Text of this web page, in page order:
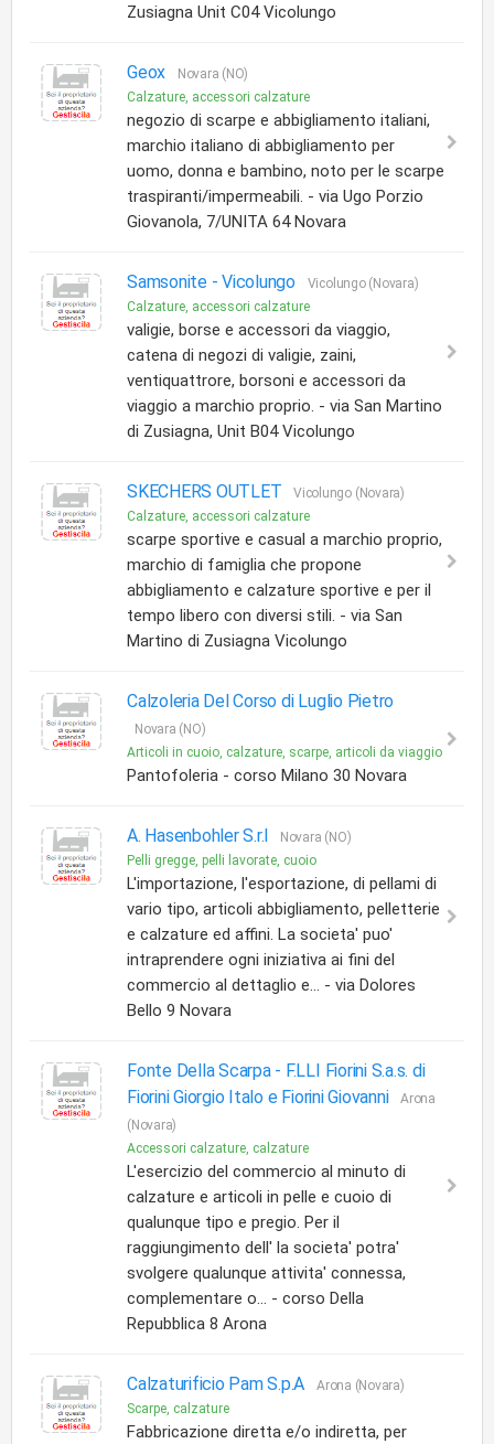
Zusiagna Unit C04 Vicolungo
Geox
Novara (NO)
Calzature, accessori calzature
negozio di scarpe e abbigliamento italiani,
marchio italiano di abbigliamento per
uomo, donna e bambino, noto per le scarpe
traspiranti/impermeabili. - via Ugo Porzio
Giovanola, 7/UNITA 64 Novara
Samsonite - Vicolungo
Vicolungo (Novara)
Calzature, accessori calzature
valigie, borse e accessori da viaggio,
catena di negozi di valigie, zaini,
ventiquattrore, borsoni e accessori da
viaggio a marchio proprio. - via San Martino
di Zusiagna, Unit B04 Vicolungo
SKECHERS OUTLET
Vicolungo (Novara)
Calzature, accessori calzature
scarpe sportive e casual a marchio proprio,
marchio di famiglia che propone
abbigliamento e calzature sportive e per il
tempo libero con diversi stili. - via San
Martino di Zusiagna Vicolungo
Calzoleria Del Corso di Luglio Pietro
Novara (NO)
Articoli in cuoio, calzature, scarpe, articoli da viaggio
Pantofoleria - corso Milano 30 Novara
A. Hasenbohler S.r.l
Novara (NO)
Pelli gregge, pelli lavorate, cuoio
L'importazione, l'esportazione, di pellami di
vario tipo, articoli abbigliamento, pelletterie
e calzature ed affini. La societa' puo'
intraprendere ogni iniziativa ai fini del
commercio al dettaglio e... - via Dolores
Bello 9 Novara
Fonte Della Scarpa - F.LLI Fiorini S.a.s. di
Fiorini Giorgio Italo e Fiorini Giovanni
Arona
(Novara)
Accessori calzature, calzature
L'esercizio del commercio al minuto di
calzature e articoli in pelle e cuoio di
qualunque tipo e pregio. Per il
raggiungimento dell' la societa' potra'
svolgere qualunque attivita' connessa,
complementare o... - corso Della
Repubblica 8 Arona
Calzaturificio Pam S.p.A
Arona (Novara)
Scarpe, calzature
Fabbricazione diretta e/o indiretta, per